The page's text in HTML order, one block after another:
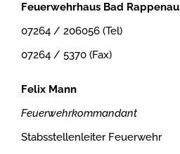
Feuerwehrhaus Bad Rappenau
07264 / 206056 (Tel)
07264 / 5370 (Fax)
Felix Mann
Feuerwehrkommandant
Stabsstellenleiter Feuerwehr